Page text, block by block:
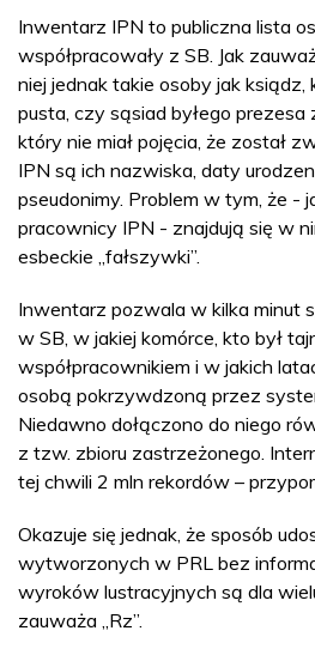
Inwentarz IPN to publiczna lista
współpracowały z SB. Jak
niej jednak takie osoby jak
pusta, czy sąsiad byłego prezesa
który nie miał pojęcia, że został
IPN są ich nazwiska, daty
pseudonimy. Problem w tym, że -
pracownicy IPN - znajdują się w
esbeckie „fałszywki”.
Inwentarz pozwala w kilka minut
w SB, w jakiej komórce, kto był
współpracownikiem i w jakich
osobą pokrzywdzoną przez
Niedawno dołączono do niego
z tzw. zbioru zastrzeżonego.
tej chwili 2 mln rekordów –
Okazuje się jednak, że sposób
wytworzonych w PRL bez
wyroków lustracyjnych są dla
zauważa „Rz”.